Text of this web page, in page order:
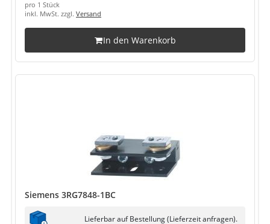
pro 1 Stück
inkl. MwSt. zzgl. Versand
In den Warenkorb
Siemens 3RG7848-1BC
Lieferbar auf Bestellung (Lieferzeit anfragen).